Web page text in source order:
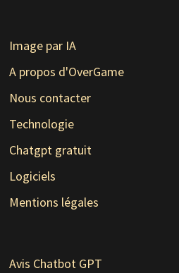
Image par IA
A propos d'OverGame
Nous contacter
Technologie
Chatgpt gratuit
Logiciels
Mentions légales
Avis Chatbot GPT